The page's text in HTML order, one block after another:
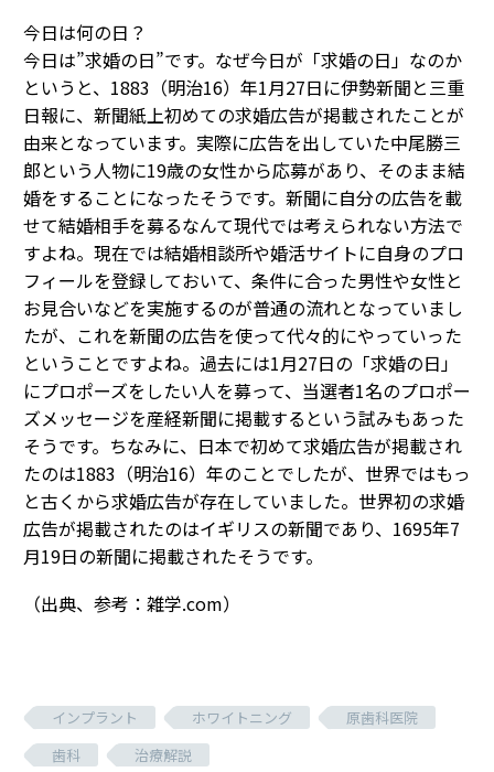
今日は何の日？
今日は”求婚の日”です。なぜ今日が「求婚の日」なのか
というと、1883（明治16）年1月27日に伊勢新聞と三重
日報に、新聞紙上初めての求婚広告が掲載されたことが
由来となっています。実際に広告を出していた中尾勝三
郎という人物に19歳の女性から応募があり、そのまま結
婚をすることになったそうです。新聞に自分の広告を載
せて結婚相手を募るなんて現代では考えられない方法で
すよね。現在では結婚相談所や婚活サイトに自身のプロ
フィールを登録しておいて、条件に合った男性や女性と
お見合いなどを実施するのが普通の流れとなっていまし
たが、これを新聞の広告を使って代々的にやっていった
ということですよね。過去には1月27日の「求婚の日」
にプロポーズをしたい人を募って、当選者1名のプロポー
ズメッセージを産経新聞に掲載するという試みもあった
そうです。ちなみに、日本で初めて求婚広告が掲載され
たのは1883（明治16）年のことでしたが、世界ではもっ
と古くから求婚広告が存在していました。世界初の求婚
広告が掲載されたのはイギリスの新聞であり、1695年7
月19日の新聞に掲載されたそうです。
（出典、参考：雑学.com）
インプラント ホワイトニング
原歯科医院
歯科
治療解説